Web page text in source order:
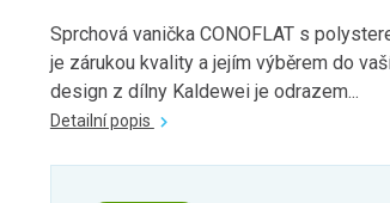
Sprchová vanička CONOFLAT s
je zárukou kvality a jejím výběrem do
design z dílny Kaldewei je odrazem...
Detailní popis